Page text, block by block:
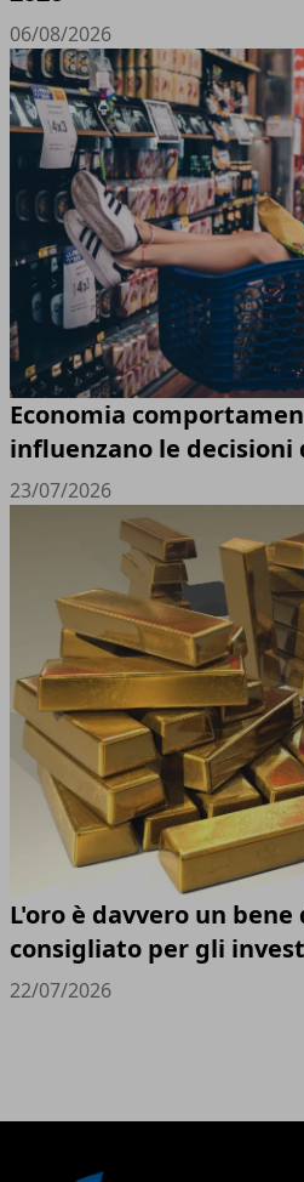
06/08/2026
Economia
influenzano le decisioni
23/07/2026
L'oro è davvero un
consigliato per gli
22/07/2026